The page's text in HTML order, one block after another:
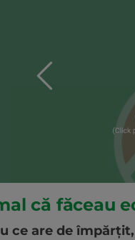
că făceau
ce are de